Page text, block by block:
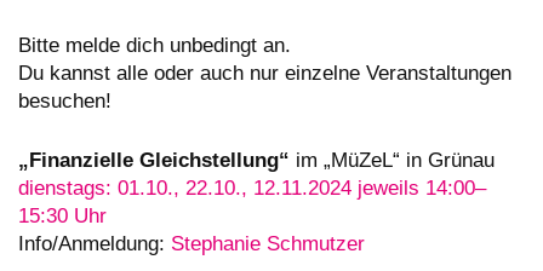
Bitte melde dich unbedingt an.
Du kannst alle oder auch nur einzelne Veranstaltungen
besuchen!
„Finanzielle Gleichstellung“ im „MüZeL“ in Grünau
dienstags: 01.10., 22.10., 12.11.2024 jeweils 14:00–
15:30 Uhr
Info/Anmeldung: Stephanie Schmutzer